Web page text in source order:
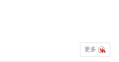
更多